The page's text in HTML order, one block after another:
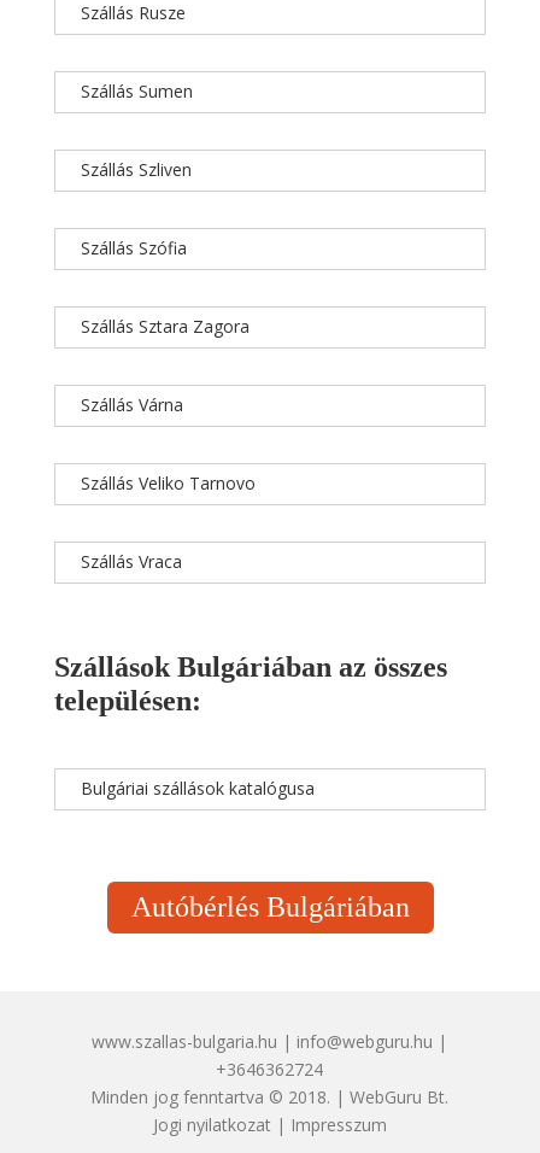
Szállás Rusze
Szállás Sumen
Szállás Szliven
Szállás Szófia
Szállás Sztara Zagora
Szállás Várna
Szállás Veliko Tarnovo
Szállás Vraca
Szállások Bulgáriában az összes
településen:
Bulgáriai szállások katalógusa
Autóbérlés Bulgáriában
www.szallas-bulgaria.hu | info@webguru.hu |
+3646362724
Minden jog fenntartva © 2018. | WebGuru Bt.
Jogi nyilatkozat| Impresszum